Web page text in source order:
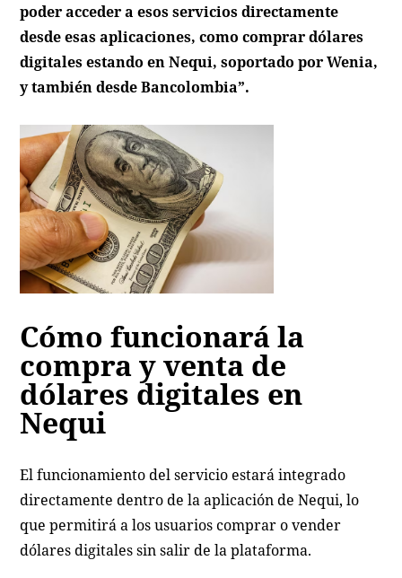
poder acceder a esos servicios directamente
desde esas aplicaciones, como comprar dólares
digitales estando en Nequi, soportado por Wenia,
y también desde Bancolombia”.
Cómo funcionará la
compra y venta de
dólares digitales en
Nequi
El funcionamiento del servicio estará integrado
directamente dentro de la aplicación de Nequi, lo
que permitirá a los usuarios comprar o vender
dólares digitales sin salir de la plataforma.